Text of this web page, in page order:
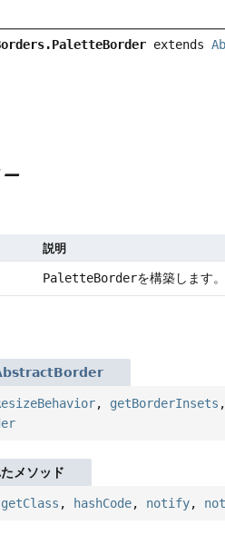
extends
説明
PaletteBorderを構築します。
, getBorderInsets
メソッド
getClass , hashCode, notify,